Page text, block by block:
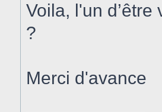
Voila, l'un
?
Merci d'avance